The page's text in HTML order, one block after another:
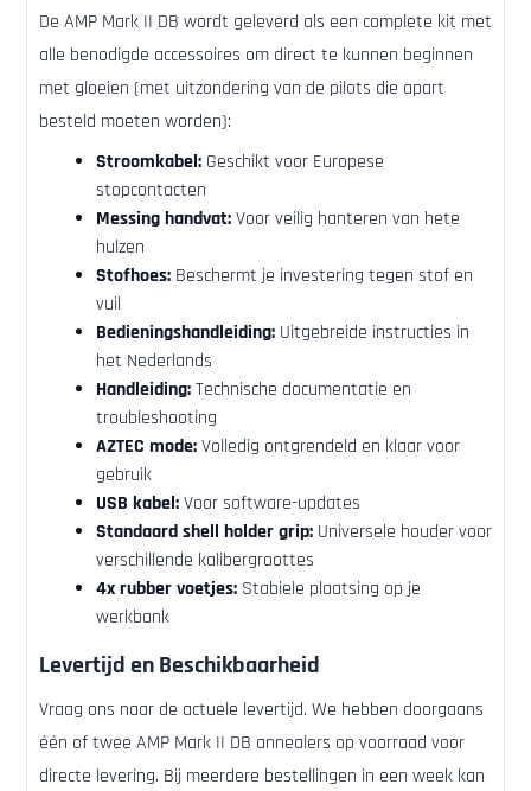
De AMP Mark II DB wordt geleverd als een complete kit met
alle benodigde accessoires om direct te kunnen beginnen
met gloeien (met uitzondering van de pilots die apart
besteld moeten worden):
Stroomkabel: Geschikt voor Europese
stopcontacten
Messing handvat:Voor veilig hanteren van hete
hulzen
Stofhoes: Beschermt je investering tegen stof en
vuil
Bedieningshandleiding: Uitgebreide instructies in
het Nederlands
Handleiding:Technische documentatie en
troubleshooting
AZTEC mode:Volledig ontgrendeld en klaar voor
gebruik
USB kabel:Voor software-updates
Standaard shell holder grip: Universele houder voor
verschillende kalibergroottes
4x rubber voetjes: Stabiele plaatsing op je
werkbank
Levertijd en Beschikbaarheid
Vraag ons naar de actuele levertijd. We hebben doorgaans
één of twee AMP Mark II DB annealers op voorraad voor
directe levering. Bij meerdere bestellingen in een week kan